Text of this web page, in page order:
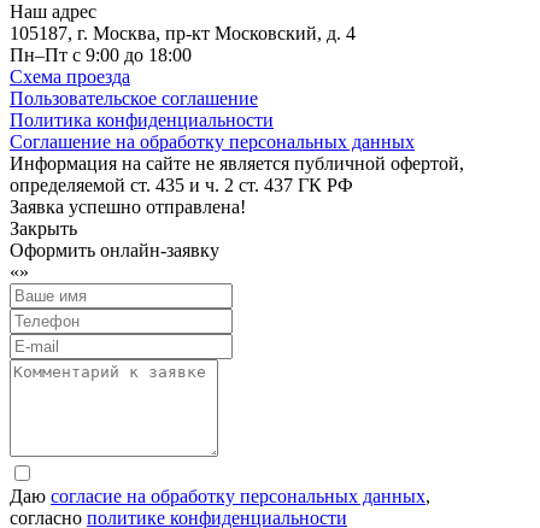
Наш адрес
105187, г. Москва, пр-кт Московский, д. 4
Пн–Пт с 9:00 до 18:00
Схема проезда
Пользовательское соглашение
Политика конфиденциальности
Соглашение на обработку персональных данных
Информация на сайте не является публичной офертой,
определяемой ст. 435 и ч. 2 ст. 437 ГК РФ
Заявка успешно отправлена!
Закрыть
Оформить онлайн-заявку
«»
Даю согласие на обработку персональных данных,
согласно политике конфиденциальности